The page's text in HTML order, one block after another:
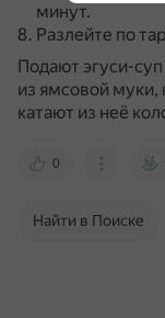
минут.
Разлейте по
Подают эгуси-
из ямсовой муки,
катают из неё
0
Найти в Поиске